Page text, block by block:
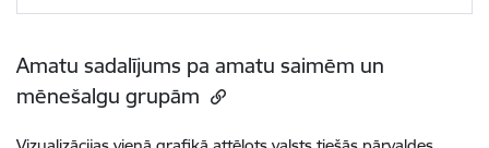
Amatu sadalījums pa amatu saimēm un
mēnešalgu grupām